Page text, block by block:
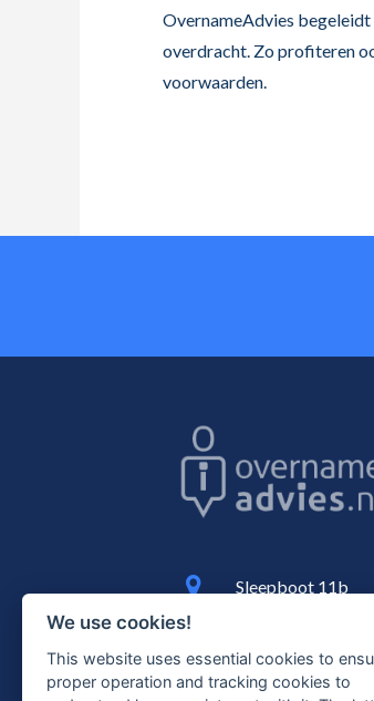
OvernameAdvies begeleidt
overdracht. Zo profiteren
voorwaarden.
Sleepboot 11b
+31(0)30 - 760
We use cookies!
This website uses essential cookies to
proper operation and tracking cookies to